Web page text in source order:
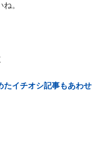
。
たイチオシ記事もあわせ